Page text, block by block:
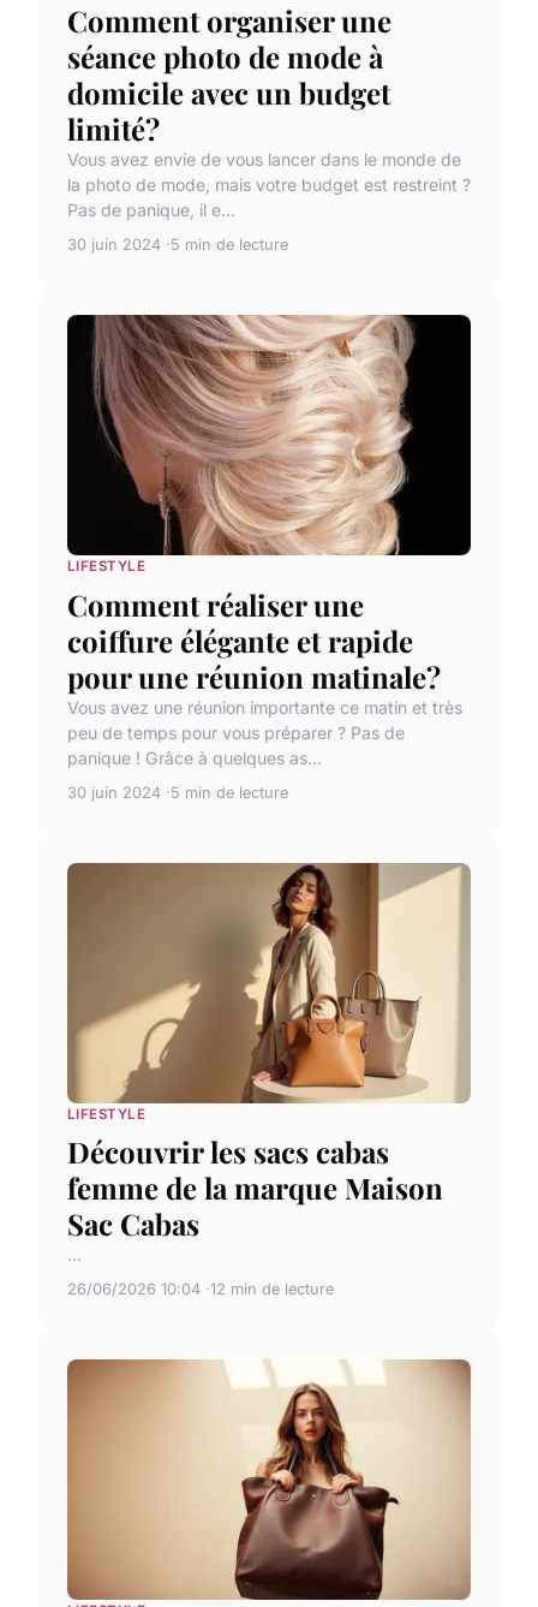
Comment organiser une
séance photo de mode à
domicile avec un budget
limité?
Vous avez envie de vous lancer dans le monde de
la photo de mode, mais votre budget est restreint ?
Pas de panique, il e...
30 juin 2024 5 min de lecture
LIFESTYLE
Comment réaliser une
coiffure élégante et rapide
pour une réunion matinale?
Vous avez une réunion importante ce matin et très
peu de temps pour vous préparer ? Pas de
panique ! Grâce à quelques as...
30 juin 2024 5 min de lecture
LIFESTYLE
Découvrir les sacs cabas
femme de la marque Maison
Sac Cabas
...
26/06/2026 10:04 12 min de lecture